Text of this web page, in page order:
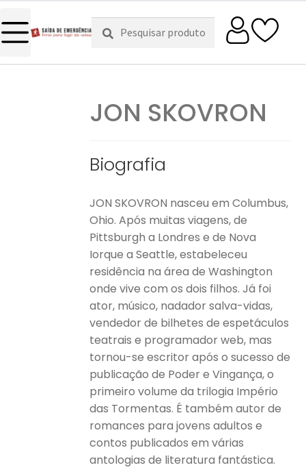
Pesquisar
por:
Pesquisa
JON SKOVRON
Biografia
JON SKOVRON nasceu em Columbus,
Ohio. Após muitas viagens, de
Pittsburgh a Londres e de Nova
Iorque a Seattle, estabeleceu
residência na área de Washington
onde vive com os dois filhos. Já foi
ator, músico, nadador salva-vidas,
vendedor de bilhetes de espetáculos
teatrais e programador web, mas
tornou-se escritor após o sucesso de
publicação de Poder e Vingança, o
primeiro volume da trilogia Império
das Tormentas. É também autor de
romances para jovens adultos e
contos publicados em várias
antologias de literatura fantástica.